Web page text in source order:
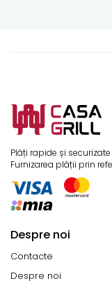
durabilității pe
Unde poți folosi
La grătar sau
În camping și
Pentru gătirea
Plăți rapide și securizate
Furnizarea plății prin
Despre noi
Contacte
Despre noi